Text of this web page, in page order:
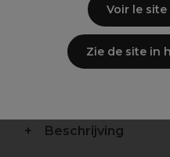
Deze herstellende
geformuleerd met
verzorgt de droge
voetenhuid intensief.
Deze met
Beschrijving
Voir le
Zie de site in